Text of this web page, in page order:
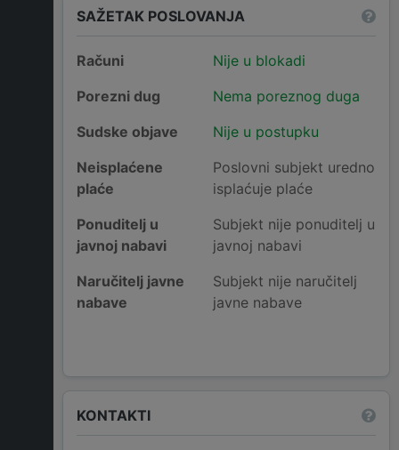
SAŽETAK POSLOVANJA
Računi
Nije u blokadi
Porezni dug
Nema poreznog duga
Sudske objave
Nije u postupku
Neisplaćene
plaće
Poslovni subjekt uredno
isplaćuje plaće
Ponuditelj u
javnoj nabavi
Subjekt nije ponuditelj u
javnoj nabavi
Naručitelj javne
nabave
Subjekt nije naručitelj
javne nabave
KONTAKTI